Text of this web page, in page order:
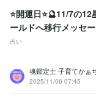
感じていただけますよ
鑑定書を作成しており
福祉住環境コーディネ
福祉用具専門相談員
⭐開運日⭐🔮11/7の
ールドへ移行メッセ
占い
魂鑑定士 子育てかぁ
2025/11/06 07:45